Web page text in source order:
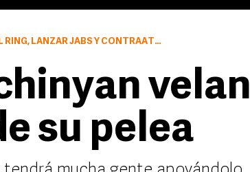
LANZAR JABS Y CONTRAATAQUES
velan
su pelea